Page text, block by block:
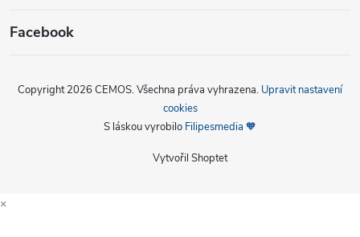
Facebook
Vytvořil Shoptet
Copyright 2026 CEMOS. Všechna práva vyhrazena. Upravit nastavení
cookies
S láskou vyrobilo Filipesmedia 🧡
×